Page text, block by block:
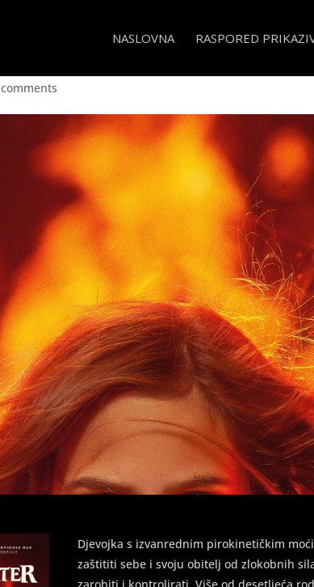
NASLOVNA RASPORED
Firestarter
Djevojka s izvanrednim pirokinetičkim
zaštititi sebe i svoju obitelj od zlokobnih